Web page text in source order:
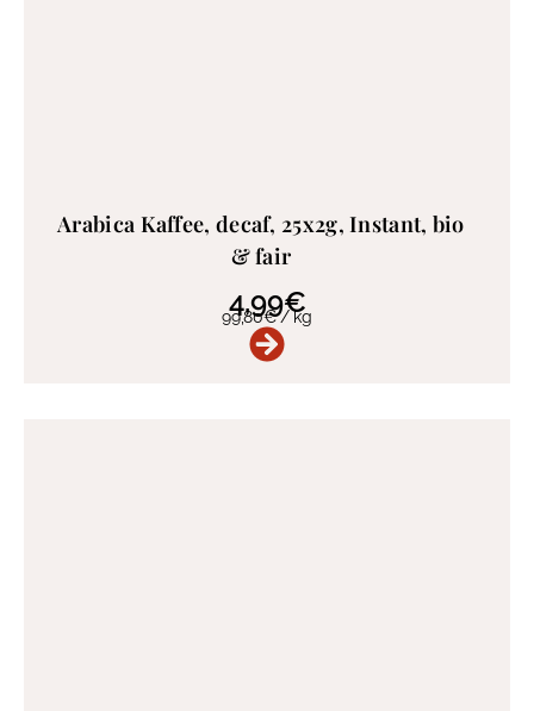
Arabica Kaffee, decaf, 25x2g, Instant, bio
& fair
4,99€
99,80€/kg